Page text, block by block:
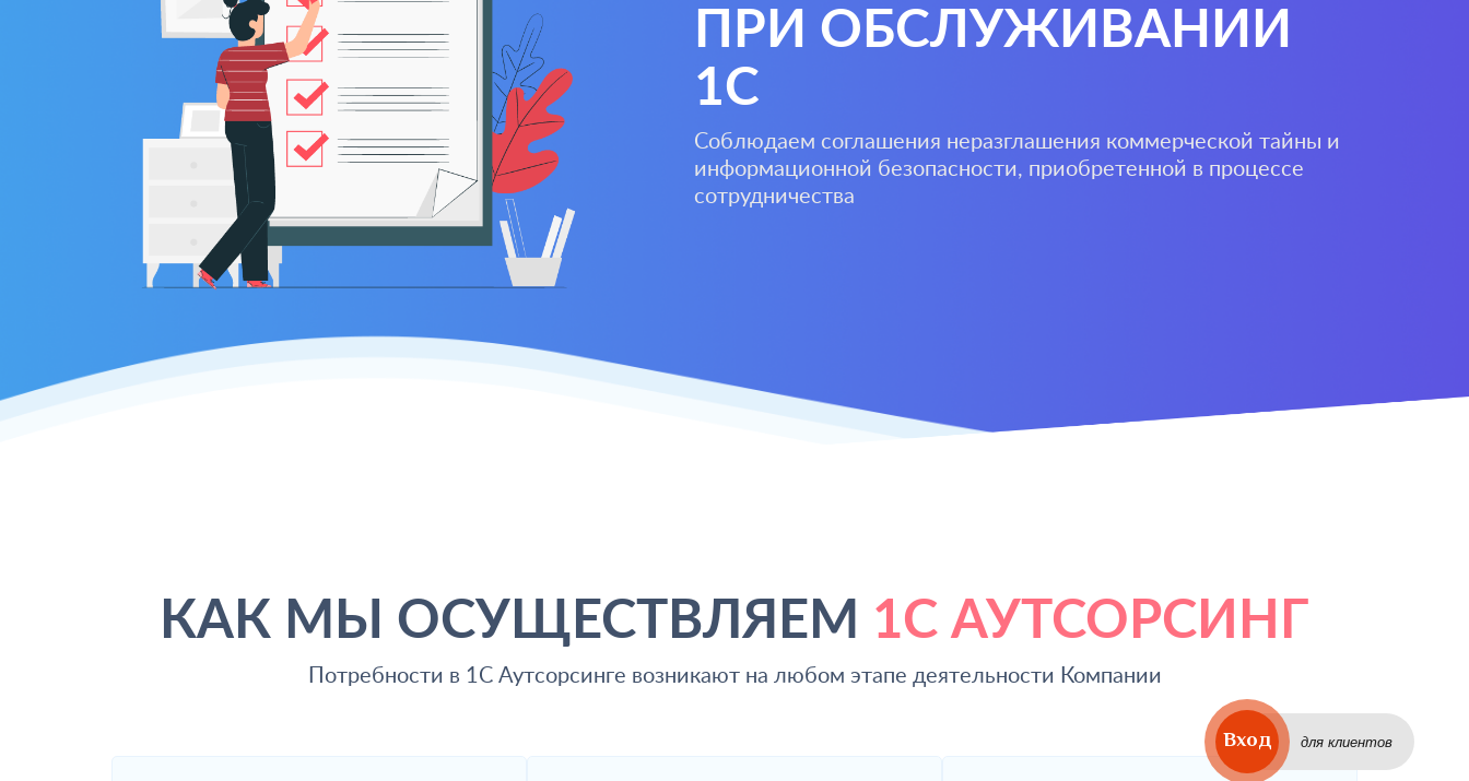
ПРИ ОБСЛУЖИВАНИИ
1С
Соблюдаем соглашения неразглашения коммерческой тайны и
информационной безопасности, приобретенной в процессе
сотрудничества
КАК МЫ ОСУЩЕСТВЛЯЕМ 1С АУТСОРСИНГ
Потребности в 1С Аутсорсинге возникают на любом этапе деятельности Компании
Вход для клиентов